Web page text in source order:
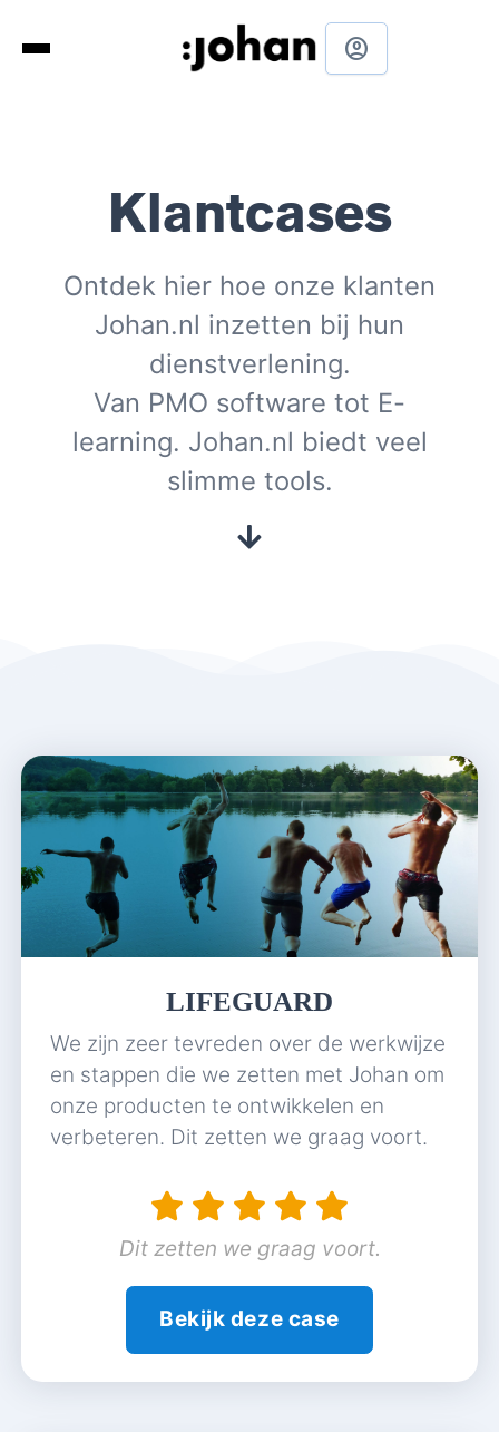
account_circle
Klantcases
Ontdek hier hoe onze klanten
Johan.nl inzetten bij hun
dienstverlening.
Van PMO software tot E-
learning. Johan.nl biedt veel
slimme tools.
LIFEGUARD
We zijn zeer tevreden over de werkwijze
en stappen die we zetten met Johan om
onze producten te ontwikkelen en
verbeteren. Dit zetten we graag voort.
Dit zetten we graag voort.
Bekijk deze case